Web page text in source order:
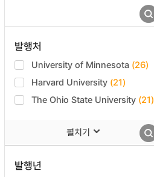
발행처
University of Minnesota (26)
Harvard University (21)
The Ohio State University (21)
펼치기
발행년